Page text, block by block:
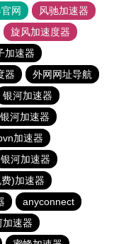
网
风驰加速器
旋风加速度器
加速器
器
外网网址导航
银河加速器
银河加速器
加速器
银河加速器
)加速器
anyconnect
加速器